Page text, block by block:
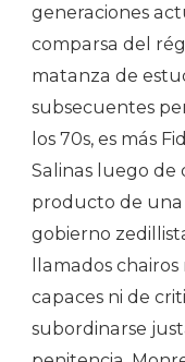
generaciones
comparsa del
matanza de
subsecuentes
los 70s, es más
Salinas luego
producto de una
gobierno
llamados
capaces ni de
subordinarse